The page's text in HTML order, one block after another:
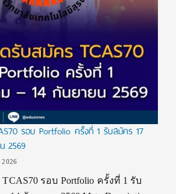
รอบ Portfolio ครั้งที่ 1 รับสมัคร 17
2569
2026
รอบ Portfolio ครั้งที่ 1 รับ